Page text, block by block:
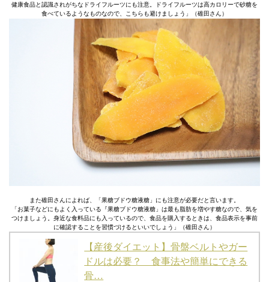
健康食品と認識されがちなドライフルーツにも注意。ドライフルーツは高カロリーで砂糖を
食べているようなものなので、こちらも避けましょう」（碓田さん）
また碓田さんによれば、「果糖ブドウ糖液糖」にも注意が必要だと言います。
「お菓子などにもよく入っている『果糖ブドウ糖液糖」は最も脂肪を増やす糖なので、気を
つけましょう。身近な食料品にも入っているので、食品を購入するときは、食品表示を事前
に確認することを習慣づけるといいでしょう」（碓田さん）
【産後ダイエット】骨盤ベルトやガー
ドルは必要？ 食事法や簡単にできる
骨…